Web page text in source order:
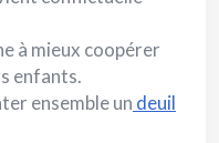
à mieux coopérer
enfants.
ensemble un deuil